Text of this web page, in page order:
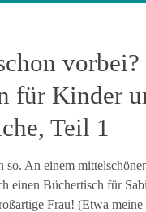
vorbei?
für Kinder
Teil 1
so. An einem
einen Büchertisch für
Frau! (Etwa meine